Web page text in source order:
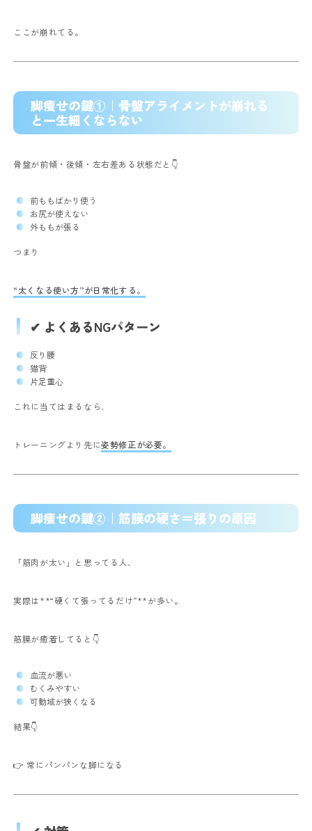
ここが崩れてる。
脚痩せの鍵①｜骨盤アライメントが崩れる
と一生細くならない
骨盤が前傾・後傾・左右差ある状態だと👇
前ももばかり使う
お尻が使えない
外ももが張る
つまり
“太くなる使い方”が日常化する。
✔ よくあるNGパターン
反り腰
猫背
片足重心
これに当てはまるなら、
トレーニングより先に姿勢修正が必要。
脚痩せの鍵②｜筋膜の硬さ＝張りの原因
「筋肉が太い」と思ってる人、
実際は**“硬くて張ってるだけ”**が多い。
筋膜が癒着してると👇
血流が悪い
むくみやすい
可動域が狭くなる
結果👇
👉 常にパンパンな脚になる